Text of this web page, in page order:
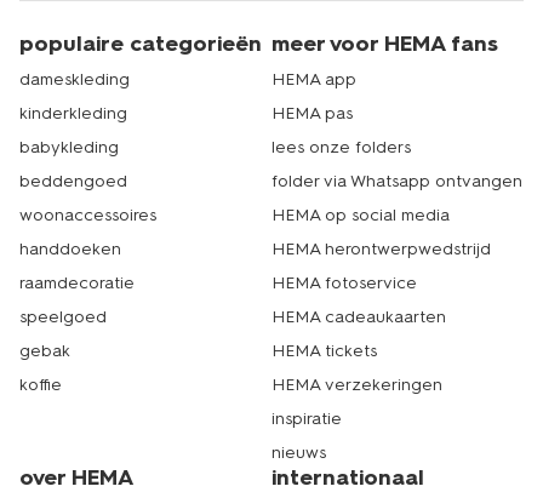
populaire categorieën
dameskleding
kinderkleding
babykleding
beddengoed
woonaccessoires
handdoeken
raamdecoratie
speelgoed
gebak
koffie
meer voor HEMA fans
HEMA app
HEMA pas
lees onze folders
folder via Whatsapp ontvangen
HEMA op social media
HEMA herontwerpwedstrijd
HEMA fotoservice
HEMA cadeaukaarten
HEMA tickets
HEMA verzekeringen
inspiratie
nieuws
over HEMA internationaal